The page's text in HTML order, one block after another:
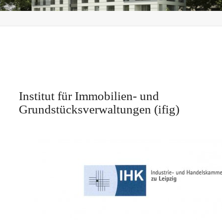
Institut für Immobilien- und
Grundstücksverwaltungen (ifig)